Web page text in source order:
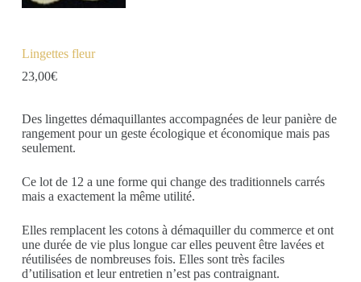
Lingettes fleur
23,00€
Des lingettes démaquillantes accompagnées de leur panière de
rangement pour un geste écologique et économique mais pas
seulement.
Ce lot de 12 a une forme qui change des traditionnels carrés
mais a exactement la même utilité.
Elles remplacent les cotons à démaquiller du commerce et ont
une durée de vie plus longue car elles peuvent être lavées et
réutilisées de nombreuses fois. Elles sont très faciles
d’utilisation et leur entretien n’est pas contraignant.